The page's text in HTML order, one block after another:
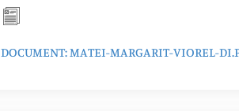
DOCUMENT: MATEI-MARGARIT-VIOREL-